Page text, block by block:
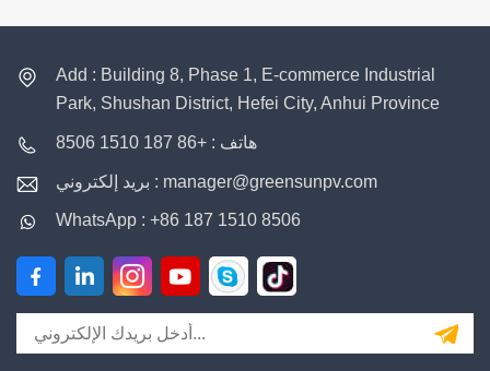
Add : Building 8, Phase 1, E-commerce Industrial
Park, Shushan District, Hefei City, Anhui Province
هاتف : +86 187 1510 8506
بريد إلكتروني : manager@greensunpv.com
WhatsApp : +86 187 1510 8506